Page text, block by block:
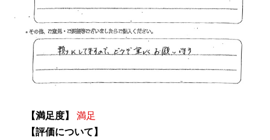
【満足度】
満足
【評価について】